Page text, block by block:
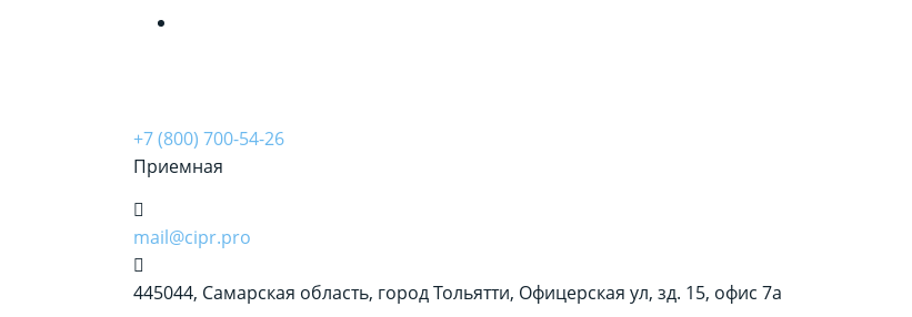
+7 (800) 700-54-26
Приемная
mail@cipr.pro
445044, Самарская область, город Тольятти, Офицерская ул, зд. 15, офис 7а